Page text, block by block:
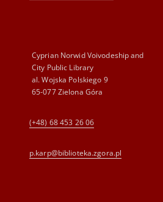
Cyprian Norwid Voivodeship and
City Public Library
al. Wojska Polskiego 9
65-077 Zielona Góra
(+48) 68 453 26 06
p.karp@biblioteka.zgora.pl